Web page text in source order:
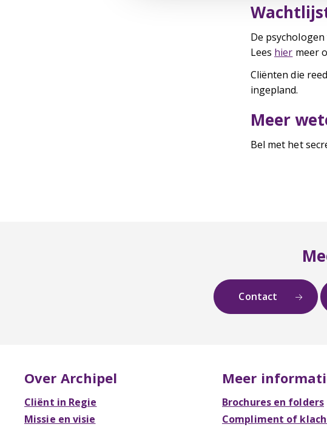
De
Lees hier meer
Cliënten die
ingepland.
Meer
Bel met het
Contact
Over Archipel
Cliënt in Regie
Missie en visie
Meer
Brochures en folders
Compliment of